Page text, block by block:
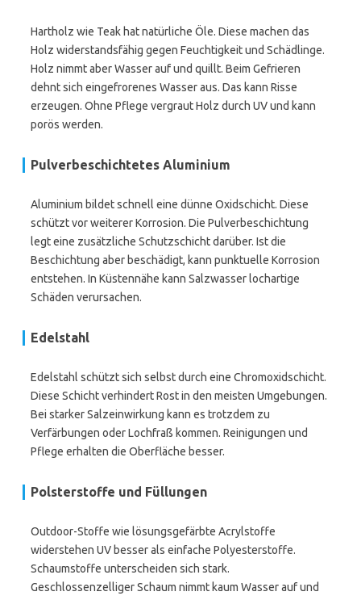
Hartholz wie Teak hat natürliche Öle. Diese machen das
Holz widerstandsfähig gegen Feuchtigkeit und Schädlinge.
Holz nimmt aber Wasser auf und quillt. Beim Gefrieren
dehnt sich eingefrorenes Wasser aus. Das kann Risse
erzeugen. Ohne Pflege vergraut Holz durch UV und kann
porös werden.
Pulverbeschichtetes Aluminium
Aluminium bildet schnell eine dünne Oxidschicht. Diese
schützt vor weiterer Korrosion. Die Pulverbeschichtung
legt eine zusätzliche Schutzschicht darüber. Ist die
Beschichtung aber beschädigt, kann punktuelle Korrosion
entstehen. In Küstennähe kann Salzwasser lochartige
Schäden verursachen.
Edelstahl
Edelstahl schützt sich selbst durch eine Chromoxidschicht.
Diese Schicht verhindert Rost in den meisten Umgebungen.
Bei starker Salzeinwirkung kann es trotzdem zu
Verfärbungen oder Lochfraß kommen. Reinigungen und
Pflege erhalten die Oberfläche besser.
Polsterstoffe und Füllungen
Outdoor-Stoffe wie lösungsgefärbte Acrylstoffe
widerstehen UV besser als einfache Polyesterstoffe.
Schaumstoffe unterscheiden sich stark.
Geschlossenzelliger Schaum nimmt kaum Wasser auf und